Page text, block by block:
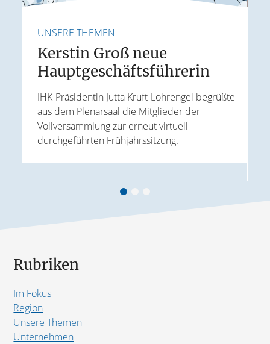
UNSERE THEMEN
Kerstin Groß neue
Hauptgeschäftsführerin
IHK-Präsidentin Jutta Kruft-Lohrengel begrüßte
aus dem Plenarsaal die Mitglieder der
Vollversammlung zur erneut virtuell
durchgeführten Frühjahrssitzung.
Rubriken
Im Fokus
Region
Unsere Themen
Unternehmen